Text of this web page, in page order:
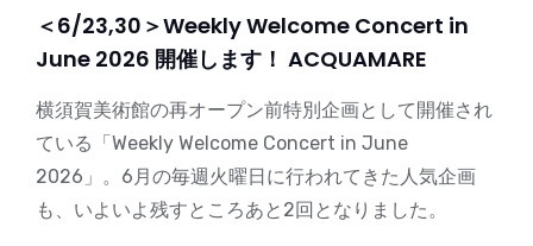
＜6/23,30＞Weekly Welcome Concert in
June 2026 開催します！ ACQUAMARE
横須賀美術館の再オープン前特別企画として開催され
ている「Weekly Welcome Concert in June
2026」。6月の毎週火曜日に行われてきた人気企画
も、いよいよ残すところあと2回となりました。